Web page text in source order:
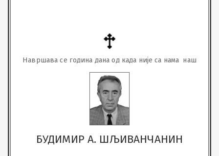
Навршава се година дана од када није са нама  наш
БУДИМИР А. ШЉИВАНЧАНИН